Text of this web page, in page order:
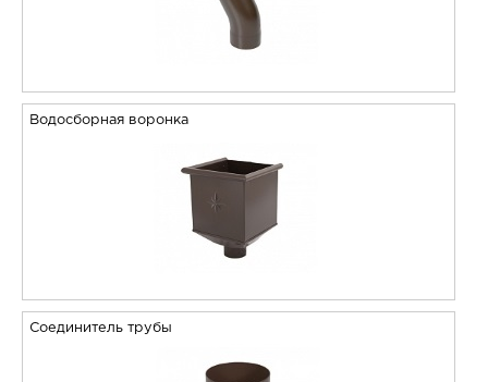
Водосборная воронка
Соединитель трубы